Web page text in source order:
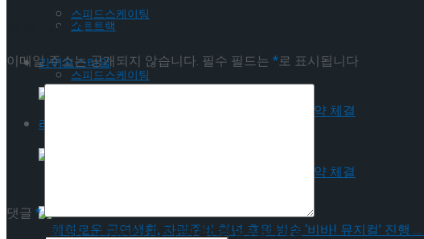
스피드스케이팅
라이프스타일
쇼트트랙
스피드스케이팅
라이프스타일
국립극장 – 관광공사, 공연 관광 활성화 업무협약 체결
답글 남기기
이메일 주소는 공개되지 않습니다. 필수 필드는 *로 표시됩니다
댓글 *